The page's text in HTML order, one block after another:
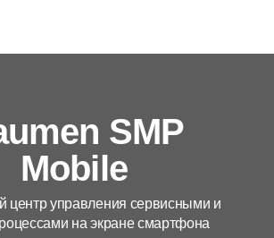
SMP
Mobile
центр управления сервисными и
на экране смартфона